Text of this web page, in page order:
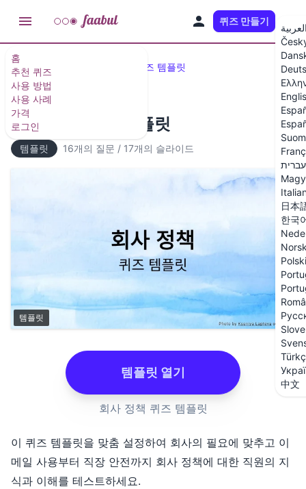
홈
추천 퀴즈
사용 방법
사용 사례
가격
로그인
퀴즈 만들기
עברית
日本
한국
Polski
中文
추천 퀴즈 및 퀴즈 템플릿 퀴즈 템플릿
회사 정책 퀴즈 템플릿
템플릿 16개의 질문 / 17개의 슬라이드
템플릿
템플릿 열기
회사 정책 퀴즈 템플릿
이 퀴즈 템플릿을 맞춤 설정하여 회사의 필요에 맞추고 이
메일 사용부터 직장 안전까지 회사 정책에 대한 직원의 지
식과 이해를 테스트하세요.